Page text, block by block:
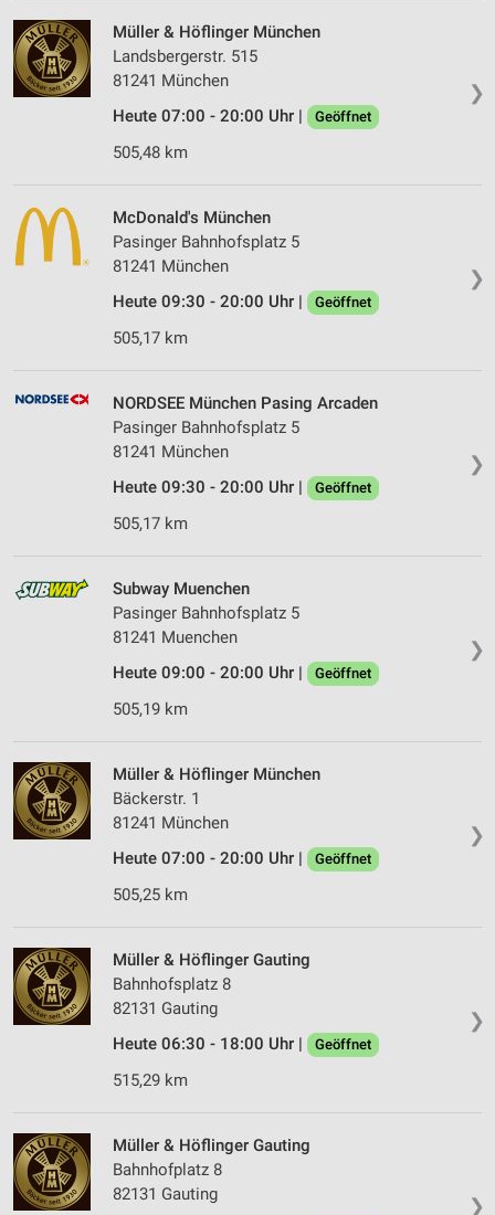
❯
Müller & Höflinger München
Landsbergerstr. 515
81241 München
Heute 07:00 - 20:00 Uhr |
Geöffnet
505,48 km
❯
McDonald's München
Pasinger Bahnhofsplatz 5
81241 München
Heute 09:30 - 20:00 Uhr |
Geöffnet
505,17 km
❯
NORDSEE München Pasing Arcaden
Pasinger Bahnhofsplatz 5
81241 München
Heute 09:30 - 20:00 Uhr |
Geöffnet
505,17 km
❯
Subway Muenchen
Pasinger Bahnhofsplatz 5
81241 Muenchen
Heute 09:00 - 20:00 Uhr |
Geöffnet
505,19 km
❯
Müller & Höflinger München
Bäckerstr. 1
81241 München
Heute 07:00 - 20:00 Uhr |
Geöffnet
505,25 km
❯
Müller & Höflinger Gauting
Bahnhofsplatz 8
82131 Gauting
Heute 06:30 - 18:00 Uhr |
Geöffnet
515,29 km
❯
Müller & Höflinger Gauting
Bahnhofplatz 8
82131 Gauting